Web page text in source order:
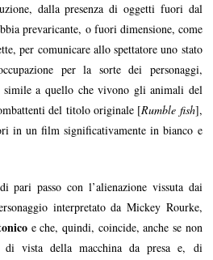
dalla presenza di oggetti fuori dal
prevaricante, o fuori dimensione, come
per comunicare allo spettatore uno stato
per la sorte dei personaggi,
a quello che vivono gli animali del
del titolo originale [Rumble fish],
in un film significativamente in bianco e
pari passo con l’alienazione vissuta dai
interpretato da Mickey Rourke,
e che, quindi, coincide, anche se non
di vista della macchina da presa e, di